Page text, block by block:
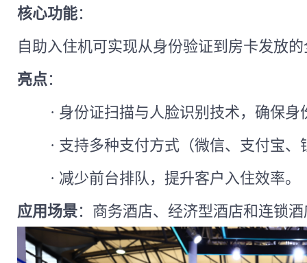
核心功能：
自助入住机可实现从身份验证到房卡发放
亮点 ：
· 身份证扫描与人脸识别技术，确保身
· 支持多种支付方式（微信、支付宝、
· 减少前台排队，提升客户入住效率。
应用场景：商务酒店、经济型酒店和连锁